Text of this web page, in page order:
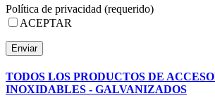
Política de privacidad (requerido)
ACEPTAR
TODOS LOS PRODUCTOS DE
INOXIDABLES - GALVANIZADOS